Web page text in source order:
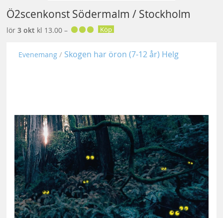
Ö2scenkonst Södermalm / Stockholm
lör3 okt kl 13.00 – Köp
Evenemang Skogen har öron (7-12 år) Helg